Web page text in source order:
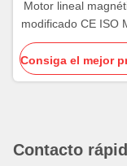
Motor lineal
modificado CE ISO
resorte
Consiga el mejor
Contacto